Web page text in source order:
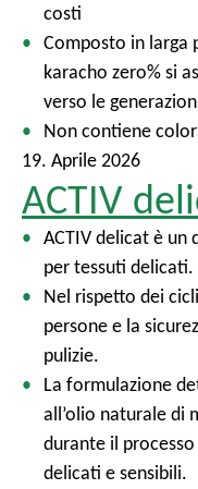
costi
Composto in larga
karacho zero% si
verso le
Non contiene
19. Aprile 2026
ACTIV
ACTIV delicat è
per tessuti delicati.
Nel rispetto dei
persone e la
pulizie.
La formulazione
all’olio naturale di
durante il
delicati e sensibili.